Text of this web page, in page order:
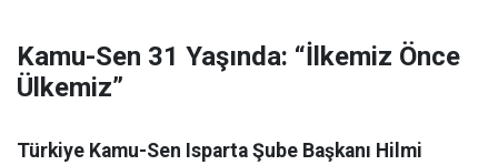
Kamu-Sen 31 Yaşında: “İlkemiz Önce
Ülkemiz”
Türkiye Kamu-Sen Isparta Şube Başkanı Hilmi